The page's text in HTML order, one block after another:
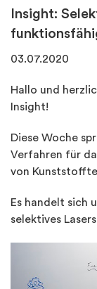
Insight:
03.07.2020
Hallo und
Insight!
Diese Woche
Verfahren für
von
Es handelt sich
selektives